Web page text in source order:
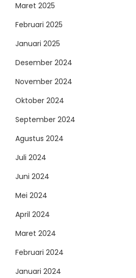
Maret 2025
Februari 2025
Januari 2025
Desember 2024
November 2024
Oktober 2024
September 2024
Agustus 2024
Juli 2024
Juni 2024
Mei 2024
April 2024
Maret 2024
Februari 2024
Januari 2024